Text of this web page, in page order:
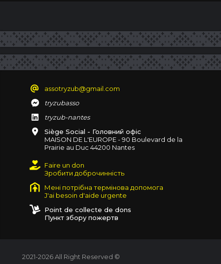
assotryzub@gmail.com
tryzubasso
tryzub-nantes
Siège Social - Головний офіс
MAISON DE L'EUROPE - 90 Boulevard de la
Prairie au Duc 44200 Nantes
Faire un don
Зробити доброчинність
Мені потрібна термінова допомога
J'ai besoin d'aide urgente
Point de collecte de dons
Пункт збору пожертв
2021-2026 All Right Reserved ©